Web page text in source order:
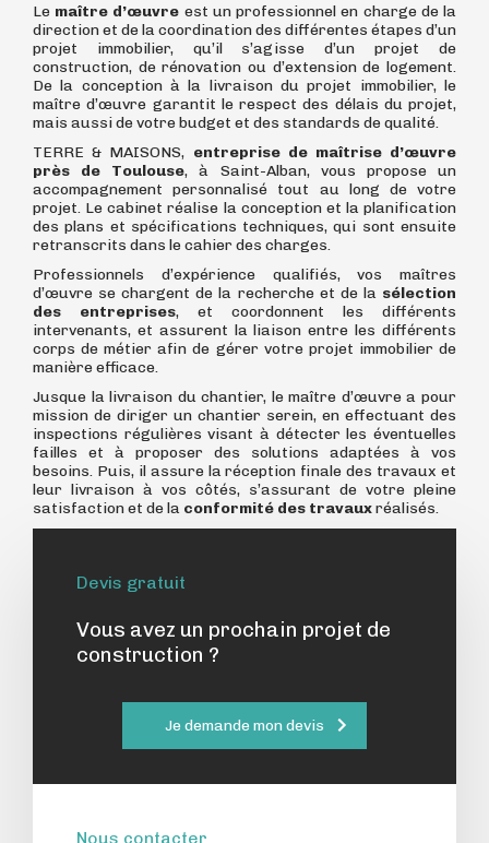
Le maître d’œuvre est un professionnel en charge de la
direction et de la coordination des différentes étapes d’un
projet immobilier, qu’il s’agisse d’un projet de
construction, de rénovation ou d’extension de logement.
De la conception à la livraison du projet immobilier, le
maître d’œuvre garantit le respect des délais du projet,
mais aussi de votre budget et des standards de qualité.
TERRE & MAISONS, entreprise de maîtrise d’œuvre
près de Toulouse, à Saint-Alban, vous propose un
accompagnement personnalisé tout au long de votre
projet. Le cabinet réalise la conception et la planification
des plans et spécifications techniques, qui sont ensuite
retranscrits dans le cahier des charges.
Professionnels d’expérience qualifiés, vos maîtres
d’œuvre se chargent de la recherche et de la sélection
des entreprises, et coordonnent les différents
intervenants, et assurent la liaison entre les différents
corps de métier afin de gérer votre projet immobilier de
manière efficace.
Jusque la livraison du chantier, le maître d’œuvre a pour
mission de diriger un chantier serein, en effectuant des
inspections régulières visant à détecter les éventuelles
failles et à proposer des solutions adaptées à vos
besoins. Puis, il assure la réception finale des travaux et
leur livraison à vos côtés, s’assurant de votre pleine
satisfaction et de la conformité des travauxréalisés.
Devis gratuit
Vous avez un prochain projet de
construction ?
Je demande mon devis
Nous contacter